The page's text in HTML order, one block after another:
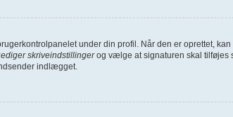
under din profil. Når den er oprettet,
skriveindstillingerog vælge at signaturen skal tilføjes
indlægget.